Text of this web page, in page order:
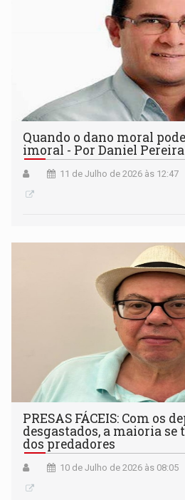
Quando o dano moral
imoral - Por Daniel Pereira
11 de Julho de 2026 às 12:47
PRESAS FÁCEIS: Com os
desgastados, a maioria se
dos predadores
10 de Julho de 2026 às 08:05